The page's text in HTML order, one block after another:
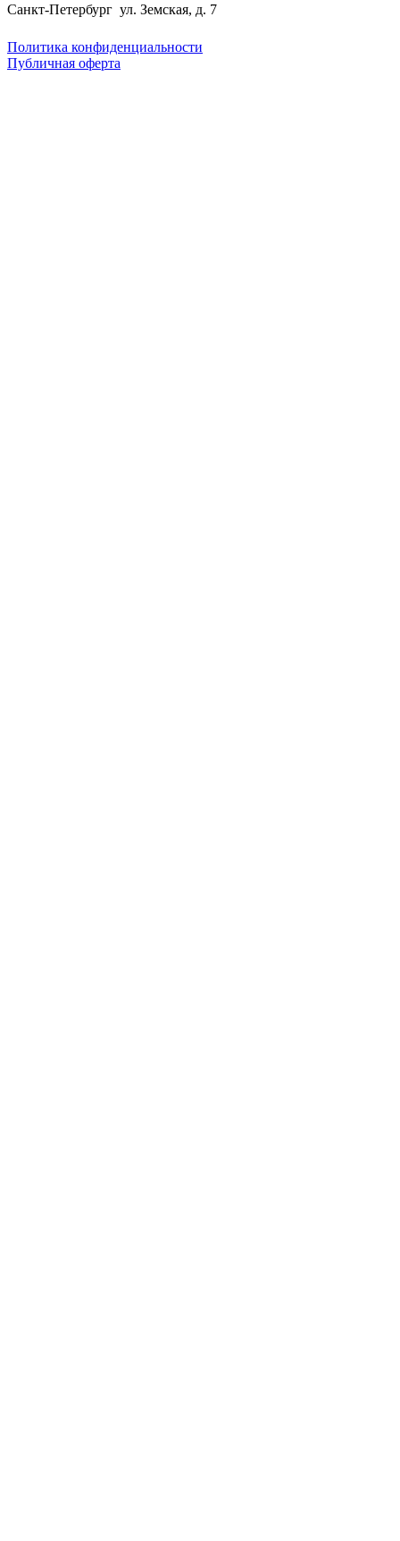
Санкт-Петербург ул. Земская, д. 7
Политика конфиденциальности
Публичная оферта